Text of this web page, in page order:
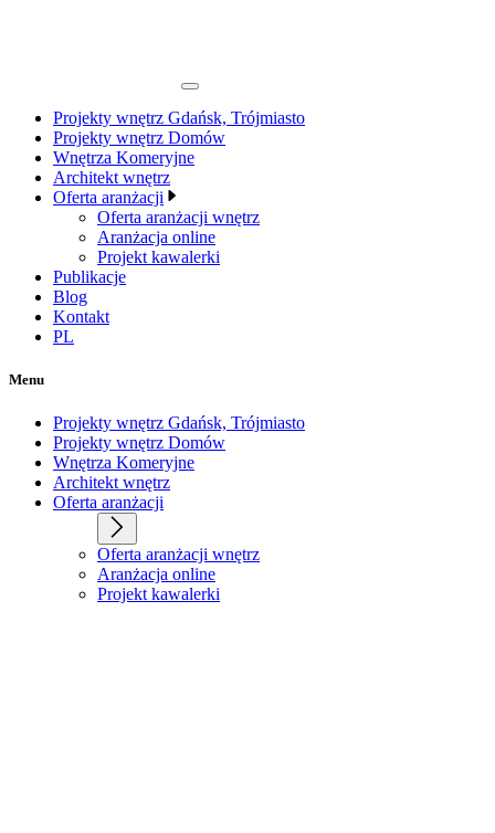
Projekty wnętrz Gdańsk, Trójmiasto
Projekty wnętrz Domów
Wnętrza Komeryjne
Architekt wnętrz
Oferta aranżacji
Oferta aranżacji wnętrz
Aranżacja online
Projekt kawalerki
Publikacje
Blog
Kontakt
PL
Menu
Projekty wnętrz Gdańsk, Trójmiasto
Projekty wnętrz Domów
Wnętrza Komeryjne
Architekt wnętrz
Oferta aranżacji
Oferta aranżacji wnętrz
Aranżacja online
Projekt kawalerki